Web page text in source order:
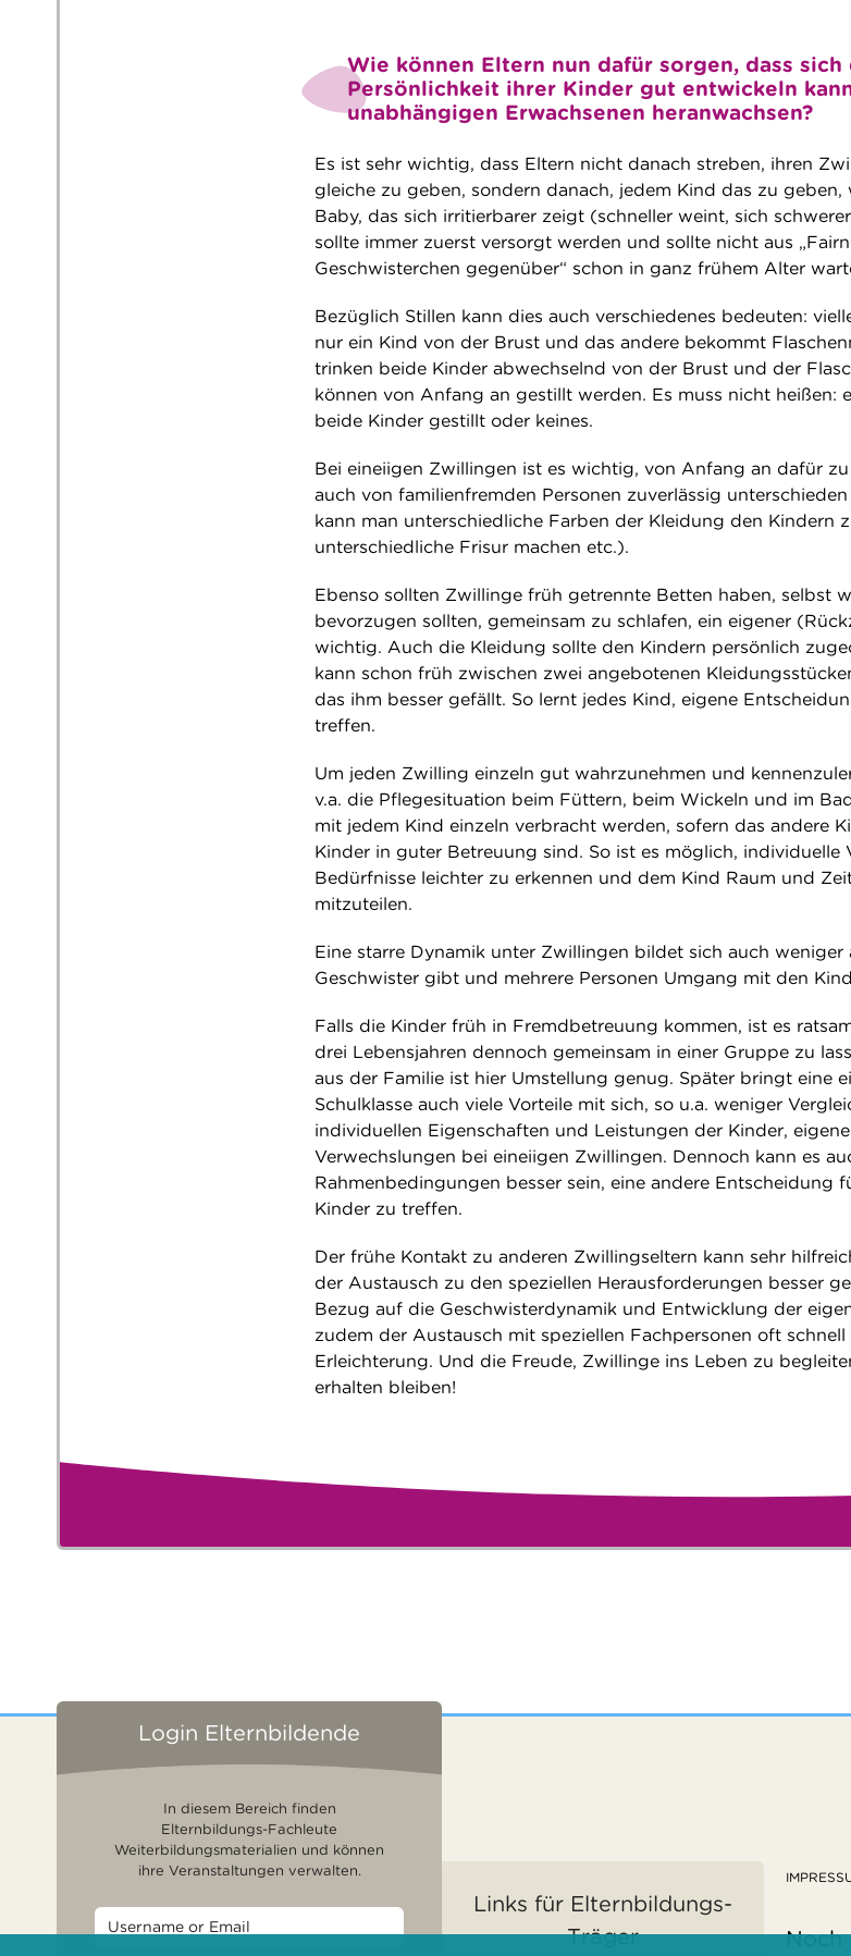
Wie können Eltern nun dafür sorgen, dass
Persönlichkeit ihrer Kinder gut entwickeln
unabhängigen Erwachsenen heranwachsen?
Es ist sehr wichtig, dass Eltern nicht danach streben, ihren
gleiche zu geben, sondern danach, jedem Kind das zu geben,
Baby, das sich irritierbarer zeigt (schneller weint, sich
sollte immer zuerst versorgt werden und sollte nicht aus
Geschwisterchen gegenüber“ schon in ganz frühem Alter
Bezüglich Stillen kann dies auch verschiedenes bedeuten:
nur ein Kind von der Brust und das andere bekommt
trinken beide Kinder abwechselnd von der Brust und der
können von Anfang an gestillt werden. Es muss nicht heißen:
beide Kinder gestillt oder keines.
Bei eineiigen Zwillingen ist es wichtig, von Anfang an dafür zu
auch von familienfremden Personen zuverlässig
kann man unterschiedliche Farben der Kleidung den Kindern
unterschiedliche Frisur machen etc.).
Ebenso sollten Zwillinge früh getrennte Betten haben, selbst
bevorzugen sollten, gemeinsam zu schlafen, ein eigener
wichtig. Auch die Kleidung sollte den Kindern persönlich
kann schon früh zwischen zwei angebotenen
das ihm besser gefällt. So lernt jedes Kind, eigene
treffen.
Um jeden Zwilling einzeln gut wahrzunehmen und
v.a. die Pflegesituation beim Füttern, beim Wickeln und im
mit jedem Kind einzeln verbracht werden, sofern das andere
Kinder in guter Betreuung sind. So ist es möglich, individuelle
Bedürfnisse leichter zu erkennen und dem Kind Raum und
mitzuteilen.
Eine starre Dynamik unter Zwillingen bildet sich auch weniger
Geschwister gibt und mehrere Personen Umgang mit den
Falls die Kinder früh in Fremdbetreuung kommen, ist es
drei Lebensjahren dennoch gemeinsam in einer Gruppe zu
aus der Familie ist hier Umstellung genug. Später bringt eine
Schulklasse auch viele Vorteile mit sich, so u.a. weniger
individuellen Eigenschaften und Leistungen der Kinder,
Verwechslungen bei eineiigen Zwillingen. Dennoch kann es
Rahmenbedingungen besser sein, eine andere Entscheidung
Kinder zu treffen.
Der frühe Kontakt zu anderen Zwillingseltern kann sehr
der Austausch zu den speziellen Herausforderungen besser
Bezug auf die Geschwisterdynamik und Entwicklung der
zudem der Austausch mit speziellen Fachpersonen oft schnell
Erleichterung. Und die Freude, Zwillinge ins Leben zu
erhalten bleiben!
Login Elternbildende
In diesem Bereich finden
Elternbildungs-Fachleute
Weiterbildungsmaterialien und können
ihre Veranstaltungen verwalten.
Links für Elternbildungs-
Träger
Noch